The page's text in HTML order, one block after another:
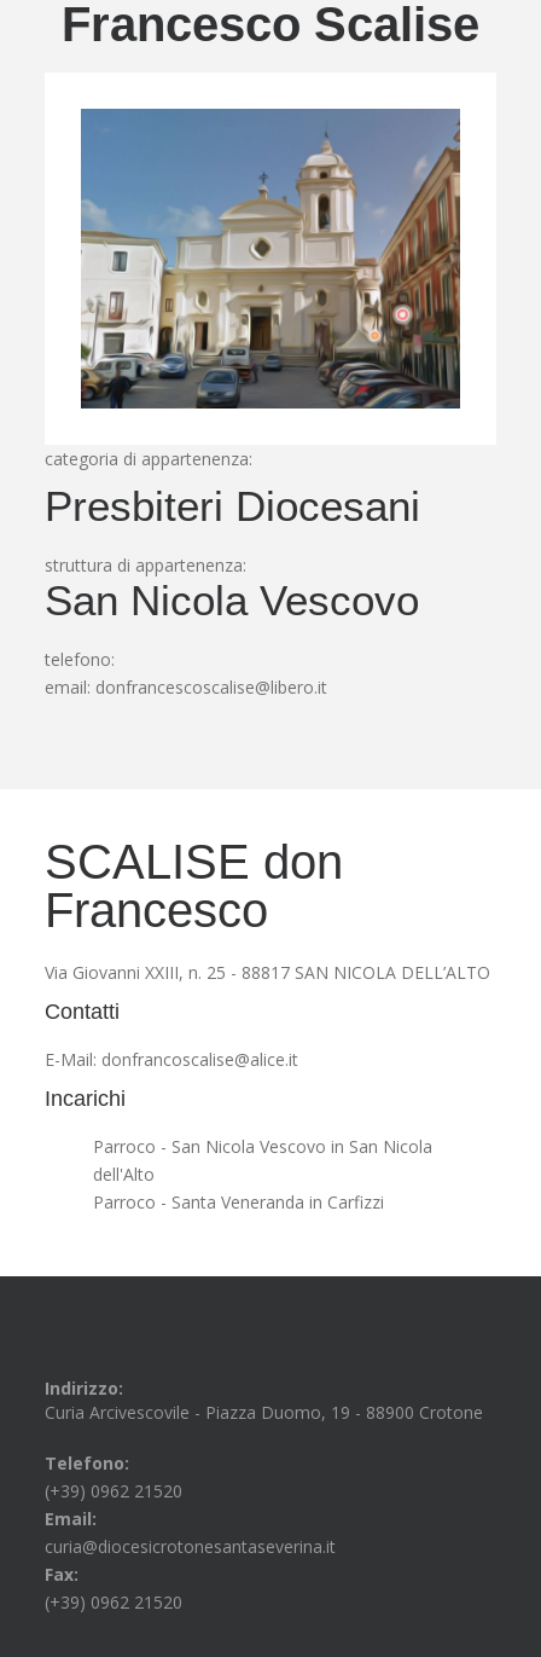
Francesco Scalise
categoria di appartenenza:
Presbiteri Diocesani
struttura di appartenenza:
San Nicola Vescovo
telefono:
email: donfrancescoscalise@libero.it
SCALISE don
Francesco
Via Giovanni XXIII, n. 25 - 88817 SAN NICOLA DELL’ALTO
Contatti
E-Mail: donfrancoscalise@alice.it
Incarichi
Parroco - San Nicola Vescovo in San Nicola
dell'Alto
Parroco - Santa Veneranda in Carfizzi
Indirizzo:
Curia Arcivescovile - Piazza Duomo, 19 - 88900 Crotone
Telefono:
(+39) 0962 21520
Email:
curia@diocesicrotonesantaseverina.it
Fax:
(+39) 0962 21520